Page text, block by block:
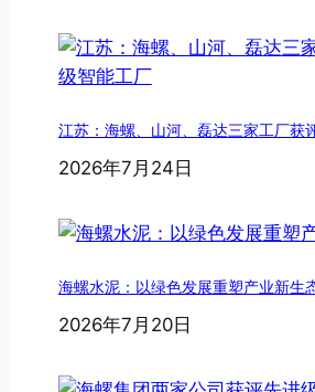
江苏：海螺、山河、磊达三家工厂获
2026年7月24日
海螺水泥：以绿色发展重塑产业新生
2026年7月20日